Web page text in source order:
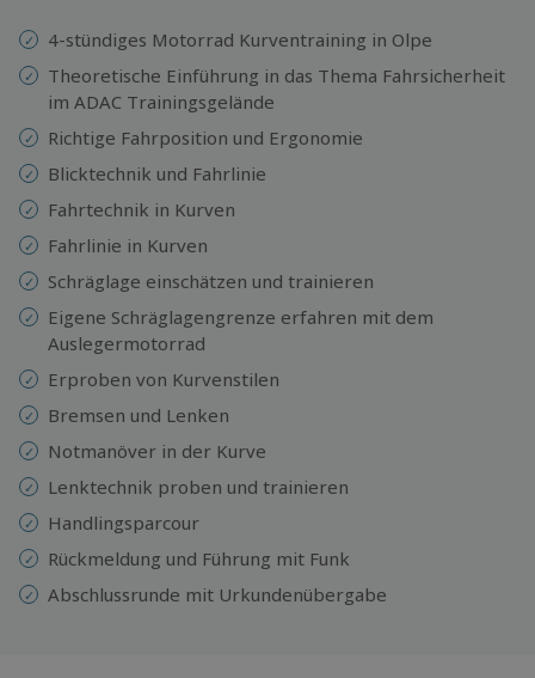
4-stündiges Motorrad Kurventraining in Olpe
Theoretische Einführung in das Thema Fahrsicherheit
im ADAC Trainingsgelände
Richtige Fahrposition und Ergonomie
Blicktechnik und Fahrlinie
Fahrtechnik in Kurven
Fahrlinie in Kurven
Schräglage einschätzen und trainieren
Eigene Schräglagengrenze erfahren mit dem
Auslegermotorrad
Erproben von Kurvenstilen
Bremsen und Lenken
Notmanöver in der Kurve
Lenktechnik proben und trainieren
Handlingsparcour
Rückmeldung und Führung mit Funk
Abschlussrunde mit Urkundenübergabe